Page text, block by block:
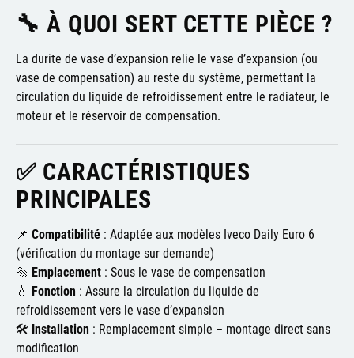
🔧 À QUOI SERT CETTE PIÈCE ?
La durite de vase d’expansion relie le vase d’expansion (ou
vase de compensation) au reste du système, permettant la
circulation du liquide de refroidissement entre le radiateur, le
moteur et le réservoir de compensation.
✅ CARACTÉRISTIQUES
PRINCIPALES
📌 Compatibilité : Adaptée aux modèles Iveco Daily Euro 6
(vérification du montage sur demande)
🔩 Emplacement : Sous le vase de compensation
💧 Fonction : Assure la circulation du liquide de
refroidissement vers le vase d’expansion
🛠️ Installation : Remplacement simple – montage direct sans
modification